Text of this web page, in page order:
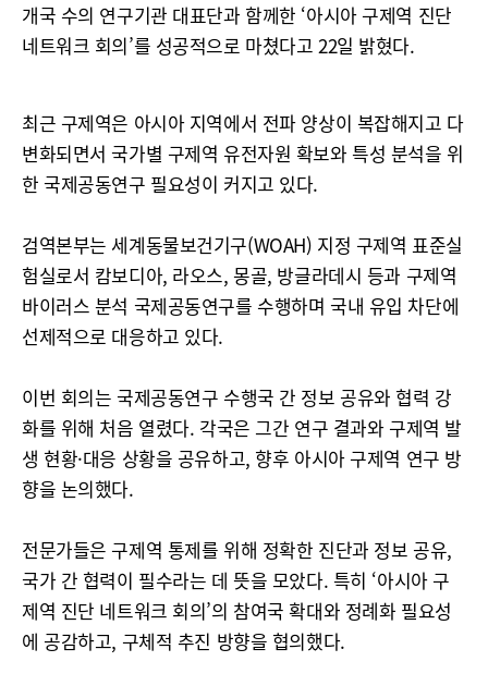
개국 수의 연구기관 대표단과 함께한 ‘아시아 구제역 진단
네트워크 회의’를 성공적으로 마쳤다고 22일 밝혔다.
최근 구제역은 아시아 지역에서 전파 양상이 복잡해지고 다
변화되면서 국가별 구제역 유전자원 확보와 특성 분석을 위
한 국제공동연구 필요성이 커지고 있다.
검역본부는 세계동물보건기구(WOAH) 지정 구제역 표준실
험실로서 캄보디아, 라오스, 몽골, 방글라데시 등과 구제역
바이러스 분석 국제공동연구를 수행하며 국내 유입 차단에
선제적으로 대응하고 있다.
이번 회의는 국제공동연구 수행국 간 정보 공유와 협력 강
화를 위해 처음 열렸다. 각국은 그간 연구 결과와 구제역 발
생 현황·대응 상황을 공유하고, 향후 아시아 구제역 연구 방
향을 논의했다.
전문가들은 구제역 통제를 위해 정확한 진단과 정보 공유,
국가 간 협력이 필수라는 데 뜻을 모았다. 특히 ‘아시아 구
제역 진단 네트워크 회의’의 참여국 확대와 정례화 필요성
에 공감하고, 구체적 추진 방향을 협의했다.